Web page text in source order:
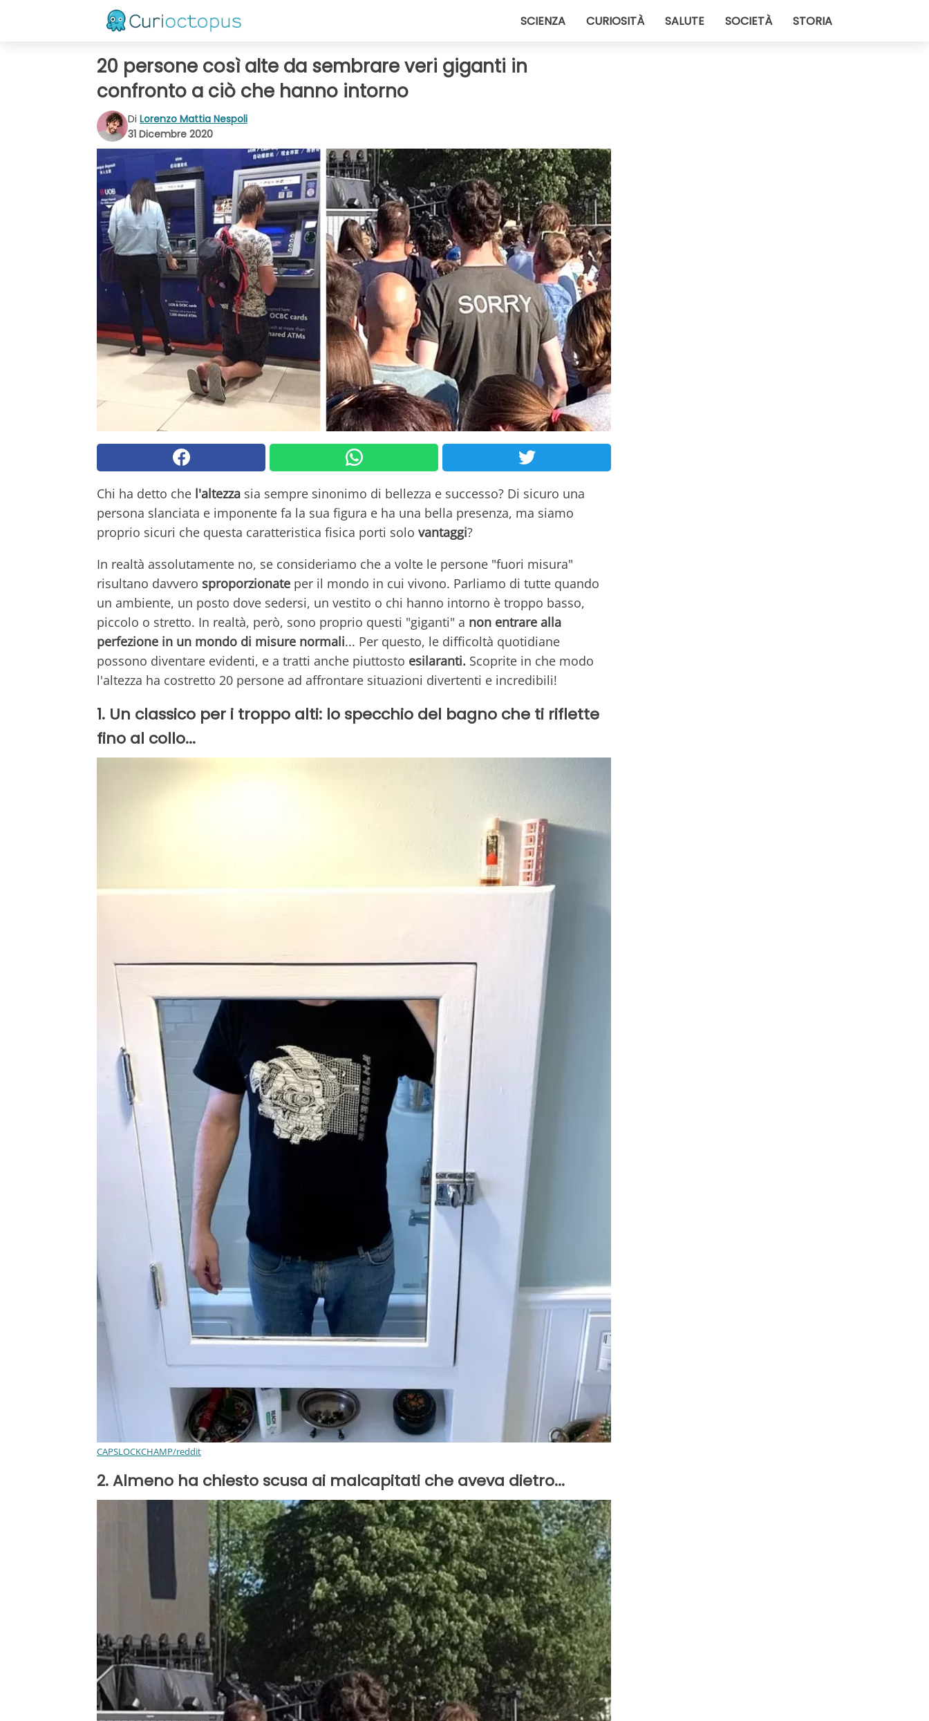
SCIENZA CURIOSITÀ SALUTE SOCIETÀ STORIA
20 persone così alte da sembrare veri giganti in
confronto a ciò che hanno intorno
Di Lorenzo Mattia Nespoli
31 Dicembre 2020
Chi ha detto che l'altezza sia sempre sinonimo di bellezza e successo? Di sicuro una
persona slanciata e imponente fa la sua figura e ha una bella presenza, ma siamo
proprio sicuri che questa caratteristica fisica porti solo vantaggi?
In realtà assolutamente no, se consideriamo che a volte le persone "fuori misura"
risultano davvero sproporzionate per il mondo in cui vivono. Parliamo di tutte quando
un ambiente, un posto dove sedersi, un vestito o chi hanno intorno è troppo basso,
piccolo o stretto. In realtà, però, sono proprio questi "giganti" a non entrare alla
perfezione in un mondo di misure normali... Per questo, le difficoltà quotidiane
possono diventare evidenti, e a tratti anche piuttosto esilaranti. Scoprite in che modo
l'altezza ha costretto 20 persone ad affrontare situazioni divertenti e incredibili!
1. Un classico per i troppo alti: lo specchio del bagno che ti riflette
fino al collo...
CAPSLOCKCHAMP/reddit
2. Almeno ha chiesto scusa ai malcapitati che aveva dietro...